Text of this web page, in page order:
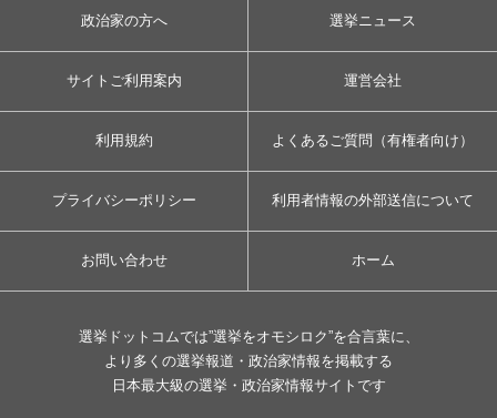
政治家の方へ 選挙ニュース
サイトご利用案内 運営会社
利用規約 よくあるご質問（有権者向け）
プライバシーポリシー 利用者情報の外部送信について
お問い合わせ ホーム
選挙ドットコムでは”選挙をオモシロク”を合言葉に、
より多くの選挙報道・政治家情報を掲載する
日本最大級の選挙・政治家情報サイトです